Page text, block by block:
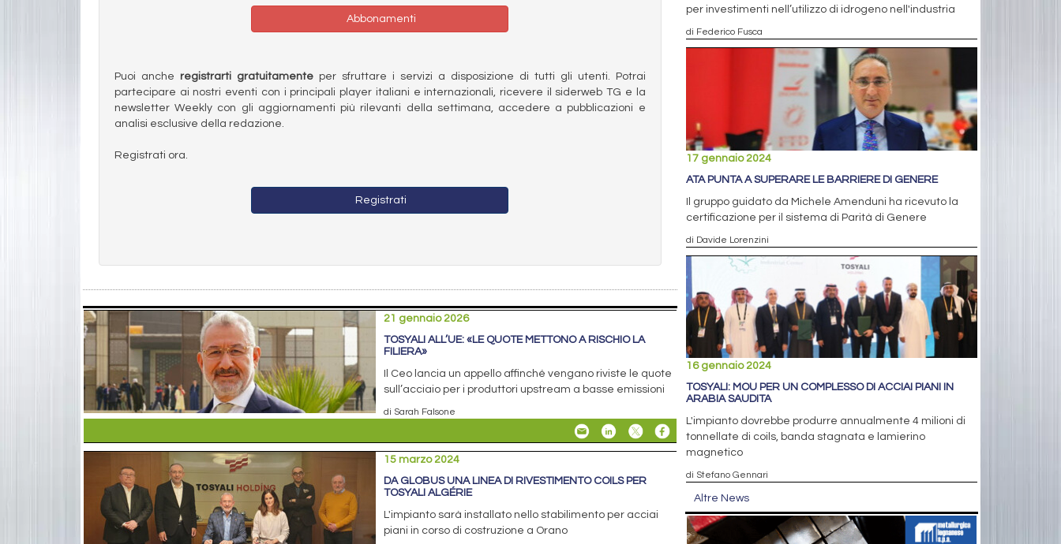
Abbonamenti
Puoi anche registrarti gratuitamenteper sfruttare i servizi a disposizione di tutti gli utenti. Potrai
partecipare ai nostri eventi con i principali player italiani e internazionali, ricevere il siderweb TG e la
newsletter Weekly con gli aggiornamenti più rilevanti della settimana, accedere a pubblicazioni e
analisi esclusive della redazione.
Registrati ora.
Registrati
21 gennaio 2026
TOSYALI ALL’UE: «LE QUOTE METTONO A RISCHIO LA
FILIERA»
Il Ceo lancia un appello affinché vengano riviste le quote
sull’acciaio per i produttori upstream a basse emissioni
di Sarah Falsone
15 marzo 2024
DA GLOBUS UNA LINEA DI RIVESTIMENTO COILS PER
TOSYALI ALGÉRIE
L'impianto sarà installato nello stabilimento per acciai
piani in corso di costruzione a Orano
per investimenti nell’utilizzo di idrogeno nell'industria
di Federico Fusca
17 gennaio 2024
ATA PUNTA A SUPERARE LE BARRIERE DI GENERE
Il gruppo guidato da Michele Amenduni ha ricevuto la
certificazione per il sistema di Parità di Genere
di Davide Lorenzini
16 gennaio 2024
TOSYALI: MOU PER UN COMPLESSO DI ACCIAI PIANI IN
ARABIA SAUDITA
L'impianto dovrebbe produrre annualmente 4 milioni di
tonnellate di coils, banda stagnata e lamierino
magnetico
di Stefano Gennari
Altre News